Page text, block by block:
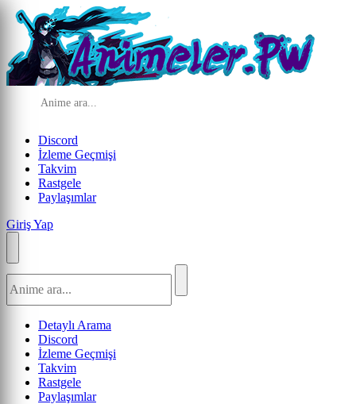
Discord
İzleme Geçmişi
Takvim
Rastgele
Paylaşımlar
Giriş Yap
Detaylı Arama
Discord
İzleme Geçmişi
Takvim
Rastgele
Paylaşımlar